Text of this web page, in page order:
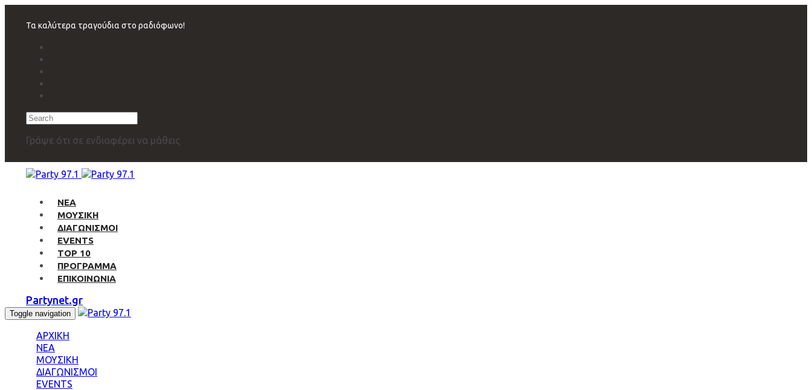
navigation
Τα καλύτερα τραγούδια στο ραδιόφωνο!
Search
Γράψε ότι σε ενδιαφέρει να μάθεις
ΝΕΑ
ΜΟΥΣΙΚΗ
ΔΙΑΓΩΝΙΣΜΟΙ
EVENTS
TOP 10
ΠΡΟΓΡΑΜΜΑ
ΕΠΙΚΟΙΝΩΝΙΑ
Partynet.gr
Toggle navigation
ΑΡΧΙΚΗ
ΝΕΑ
ΜΟΥΣΙΚΗ
ΔΙΑΓΩΝΙΣΜΟΙ
EVENTS